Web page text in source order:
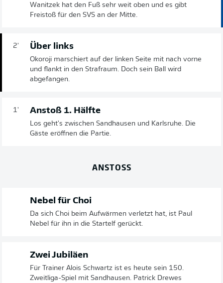
Wanitzek hat den Fuß sehr weit oben und es gibt
Freistoß für den SVS an der Mitte.
2' Über links
Okoroji marschiert auf der linken Seite mit nach vorne
und flankt in den Strafraum. Doch sein Ball wird
abgefangen.
1' Anstoß 1. Hälfte
Los geht's zwischen Sandhausen und Karlsruhe. Die
Gäste eröffnen die Partie.
ANSTOSS
Nebel für Choi
Da sich Choi beim Aufwärmen verletzt hat, ist Paul
Nebel für ihn in die Startelf gerückt.
Zwei Jubiläen
Für Trainer Alois Schwartz ist es heute sein 150.
Zweitliga-Spiel mit Sandhausen. Patrick Drewes